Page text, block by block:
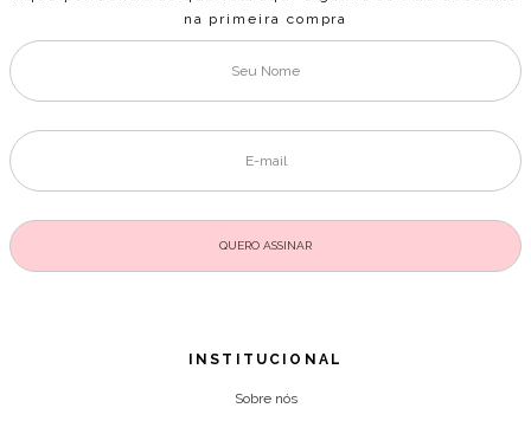
na primeira compra
INSTITUCIONAL
Sobre nós